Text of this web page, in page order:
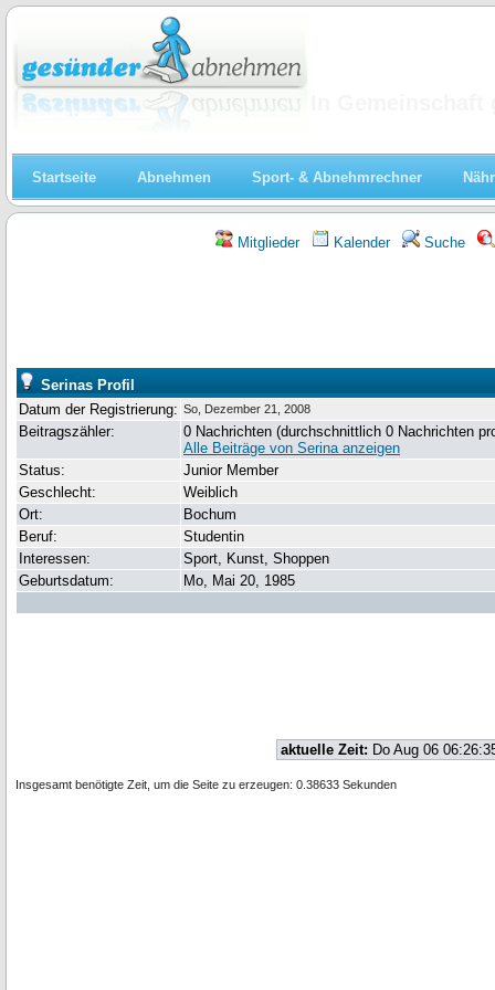
Startseite Abnehmen Sport- & Abnehmrechner
Mitglieder Kalender Suche
Serinas Profil
Datum der Registrierung: So, Dezember 21, 2008
Beitragszähler:
0 Nachrichten (durchschnittlich 0 Nachrichten
Alle Beiträge von Serina anzeigen
Status:
Junior Member
Geschlecht:
Weiblich
Ort:
Bochum
Beruf:
Studentin
Interessen:
Sport, Kunst, Shoppen
Geburtsdatum:
Mo, Mai 20, 1985
aktuelle Zeit: Do Aug 06
Insgesamt benötigte Zeit, um die Seite zu erzeugen: 0.38633 Sekunden